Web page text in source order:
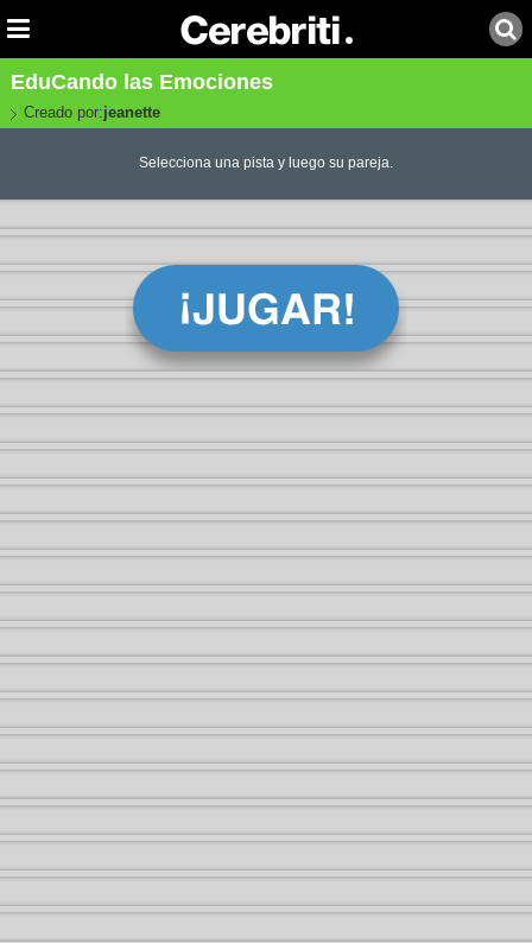
EduCando las Emociones
Creado por:jeanette
Selecciona una pista y luego su pareja.